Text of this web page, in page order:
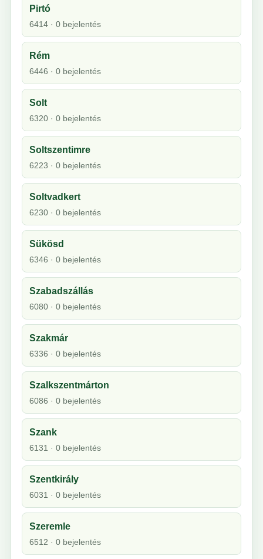
Pirtó
6414 · 0 bejelentés
Rém
6446 · 0 bejelentés
Solt
6320 · 0 bejelentés
Soltszentimre
6223 · 0 bejelentés
Soltvadkert
6230 · 0 bejelentés
Sükösd
6346 · 0 bejelentés
Szabadszállás
6080 · 0 bejelentés
Szakmár
6336 · 0 bejelentés
Szalkszentmárton
6086 · 0 bejelentés
Szank
6131 · 0 bejelentés
Szentkirály
6031 · 0 bejelentés
Szeremle
6512 · 0 bejelentés